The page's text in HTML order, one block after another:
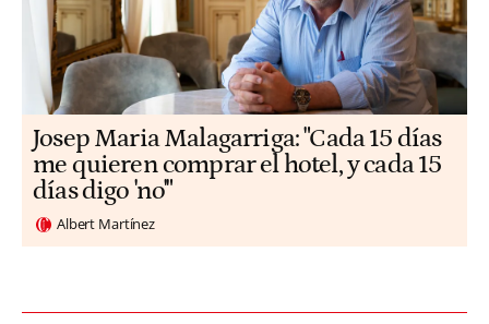
​​Josep Maria Malagarriga: "Cada 15 días
me quieren comprar el hotel, y cada 15
días digo 'no'"
Albert Martínez